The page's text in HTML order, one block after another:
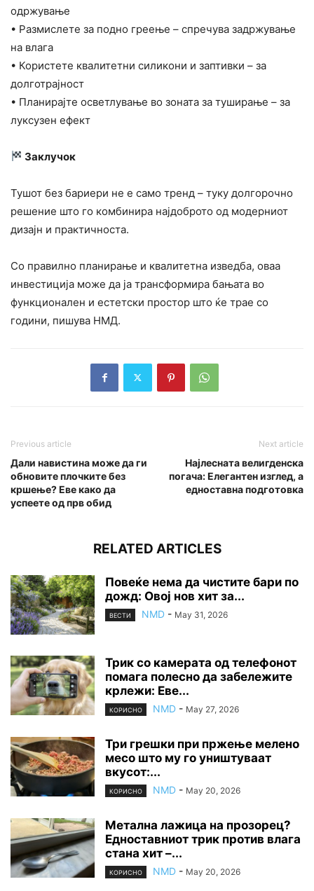
одржување
• Размислете за подно греење – спречува задржување
на влага
• Користете квалитетни силикони и заптивки – за
долготрајност
• Планирајте осветлување во зоната за туширање – за
луксузен ефект
Заклучок
Тушот без бариери не е само тренд – туку долгорочно
решение што го комбинира најдоброто од модерниот
дизајн и практичноста.
Со правилно планирање и квалитетна изведба, оваа
инвестиција може да ја трансформира бањата во
функционален и естетски простор што ќе трае со
години, пишува НМД.
Previous article
Дали навистина може да ги
обновите плочките без
кршење? Еве како да
успеете од прв обид
Next article
Најлесната велигденска
погача: Елегантен изглед, а
едноставна подготовка
RELATED ARTICLES
Повеќе нема да чистите бари по
дожд: Овој нов хит за...
ВЕСТИ NMD - May 31, 2026
Трик со камерата од телефонот
помага полесно да забележите
крлежи: Еве...
КОРИСНО NMD - May 27, 2026
Три грешки при пржење мелено
месо што му го уништуваат
вкусот:...
КОРИСНО NMD - May 20, 2026
Метална лажица на прозорец?
Едноставниот трик против влага
стана хит –...
КОРИСНО NMD - May 20, 2026